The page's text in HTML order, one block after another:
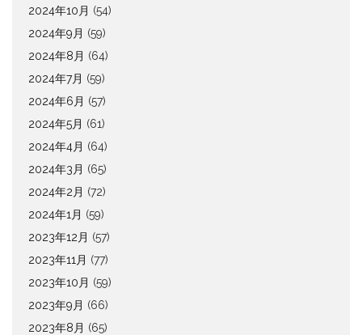
2024年10月 (54)
2024年9月 (59)
2024年8月 (64)
2024年7月 (59)
2024年6月 (57)
2024年5月 (61)
2024年4月 (64)
2024年3月 (65)
2024年2月 (72)
2024年1月 (59)
2023年12月 (57)
2023年11月 (77)
2023年10月 (59)
2023年9月 (66)
2023年8月 (65)